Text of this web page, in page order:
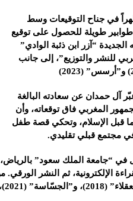
في جناح التوقيعات وسط
طويلة للحصول على توقيع
“آزر ابن ذئبة الوادي”
للنشر والتوزيع”، إلى جانب
آل حمدان عن سعادته البالغة
المغربي فاق توقعاته، وأن
قبل الإسلام، وتحكي قصة طفل
مجتمع قبلي تقليدي.
“جامعة الملك سعود” بالرياض،
الإلكترونية، ثم النشر الورقي.